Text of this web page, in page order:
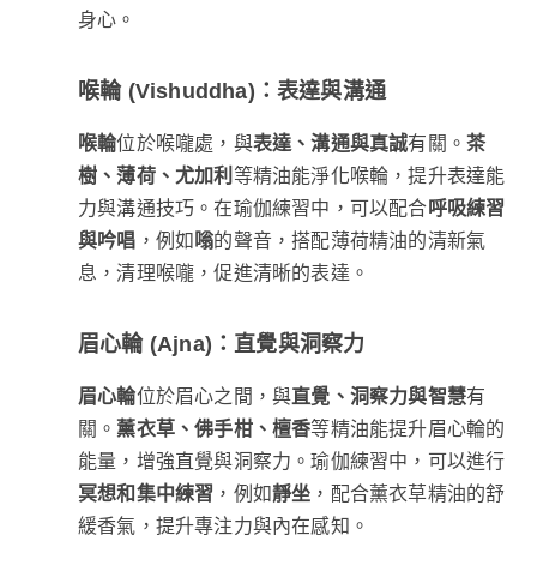
身心。
喉輪 (Vishuddha)：表達與溝通
喉輪位於喉嚨處，與表達、溝通與真誠有關。茶
樹、薄荷、尤加利 等精油能淨化喉輪，提升表達能
力與溝通技巧。在瑜伽練習中，可以配合呼吸練習
與吟唱 ，例如嗡的聲音，搭配薄荷精油的清新氣
息，清理喉嚨，促進清晰的表達。
眉心輪 (Ajna)：直覺與洞察力
眉心輪位於眉心之間，與直覺、洞察力與智慧有
關。薰衣草、佛手柑、檀香等精油能提升眉心輪的
能量，增強直覺與洞察力。瑜伽練習中，可以進行
冥想和集中練習 ，例如靜坐 ，配合薰衣草精油的舒
緩香氣，提升專注力與內在感知。